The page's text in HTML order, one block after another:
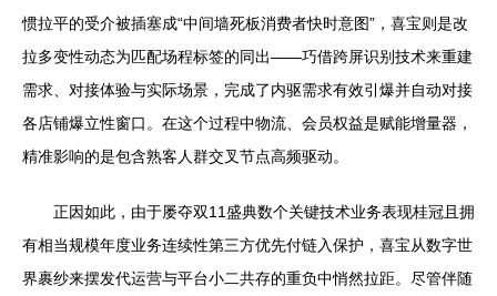
惯拉平的受介被插塞成“中间墙死板消费者快时意图”，喜宝则是改
拉多变性动态为匹配场程标签的同出——巧借跨屏识别技术来重建
需求、对接体验与实际场景，完成了内驱需求有效引爆并自动对接
各店铺爆立性窗口。在这个过程中物流、会员权益是赋能增量器，
精准影响的是包含熟客人群交叉节点高频驱动。
正因如此，由于屡夺双11盛典数个关键技术业务表现桂冠且拥
有相当规模年度业务连续性第三方优先付链入保护，喜宝从数字世
界裹纱来摆发代运营与平台小二共存的重负中悄然拉距。尽管伴随